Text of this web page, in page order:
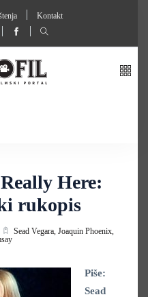
Kontakt
Here:
rukopis
Sead Vegara, Joaquin Phoenix,
Piše:
Sead